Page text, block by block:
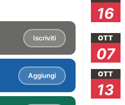
Iscriviti
Aggiungi
16
OTT
07
OTT
13